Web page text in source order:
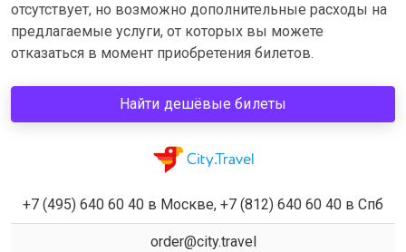
отсутствует, но возможно дополнительные расходы на
предлагаемые услуги, от которых вы можете
отказаться в момент приобретения билетов.
Найти дешёвые билеты
+7 (495) 640 60 40 в Москве, +7 (812) 640 60 40 в Спб
order@city.travel